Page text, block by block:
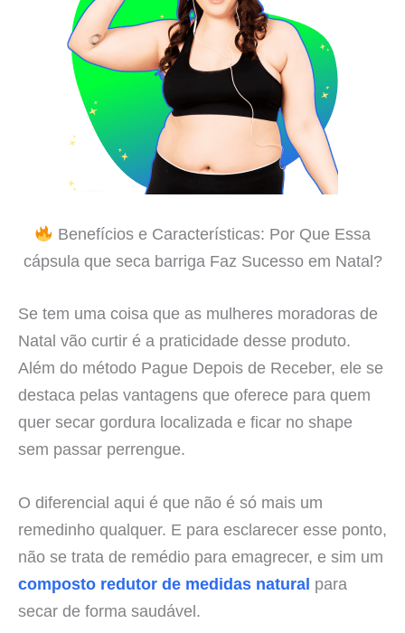
Benefícios e Características: Por Que Essa
cápsula que seca barriga Faz Sucesso em Natal?
Se tem uma coisa que as mulheres moradoras de
Natal vão curtir é a praticidade desse produto.
Além do método Pague Depois de Receber, ele se
destaca pelas vantagens que oferece para quem
quer secar gordura localizada e ficar no shape
sem passar perrengue.
O diferencial aqui é que não é só mais um
remedinho qualquer. E para esclarecer esse ponto,
não se trata de remédio para emagrecer, e sim um
composto redutor de medidas natural para
secar de forma saudável.